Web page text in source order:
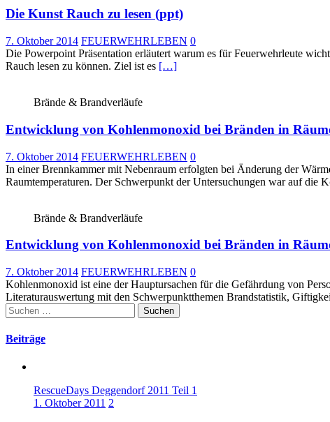
Die Kunst Rauch zu lesen (ppt)
7. Oktober 2014 FEUERWEHRLEBEN 0
Die Powerpoint Präsentation erläutert warum es für Feuerwehrleute
Rauch lesen zu können. Ziel ist es […]
Brände & Brandverläufe
Entwicklung von Kohlenmonoxid bei Bränden in
7. Oktober 2014 FEUERWEHRLEBEN 0
In einer Brennkammer mit Nebenraum erfolgten bei Änderung der
Raumtemperaturen. Der Schwerpunkt der Untersuchungen war auf die
Brände & Brandverläufe
Entwicklung von Kohlenmonoxid bei Bränden in
7. Oktober 2014 FEUERWEHRLEBEN 0
Kohlenmonoxid ist eine der Hauptursachen für die Gefährdung von
Literaturauswertung mit den Schwerpunktthemen Brandstatistik,
Suchen
nach:
Beiträge
RescueDays Deggendorf 2011 Teil 1
1. Oktober 2011 2